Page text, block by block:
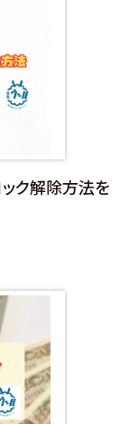
ク解除方法を